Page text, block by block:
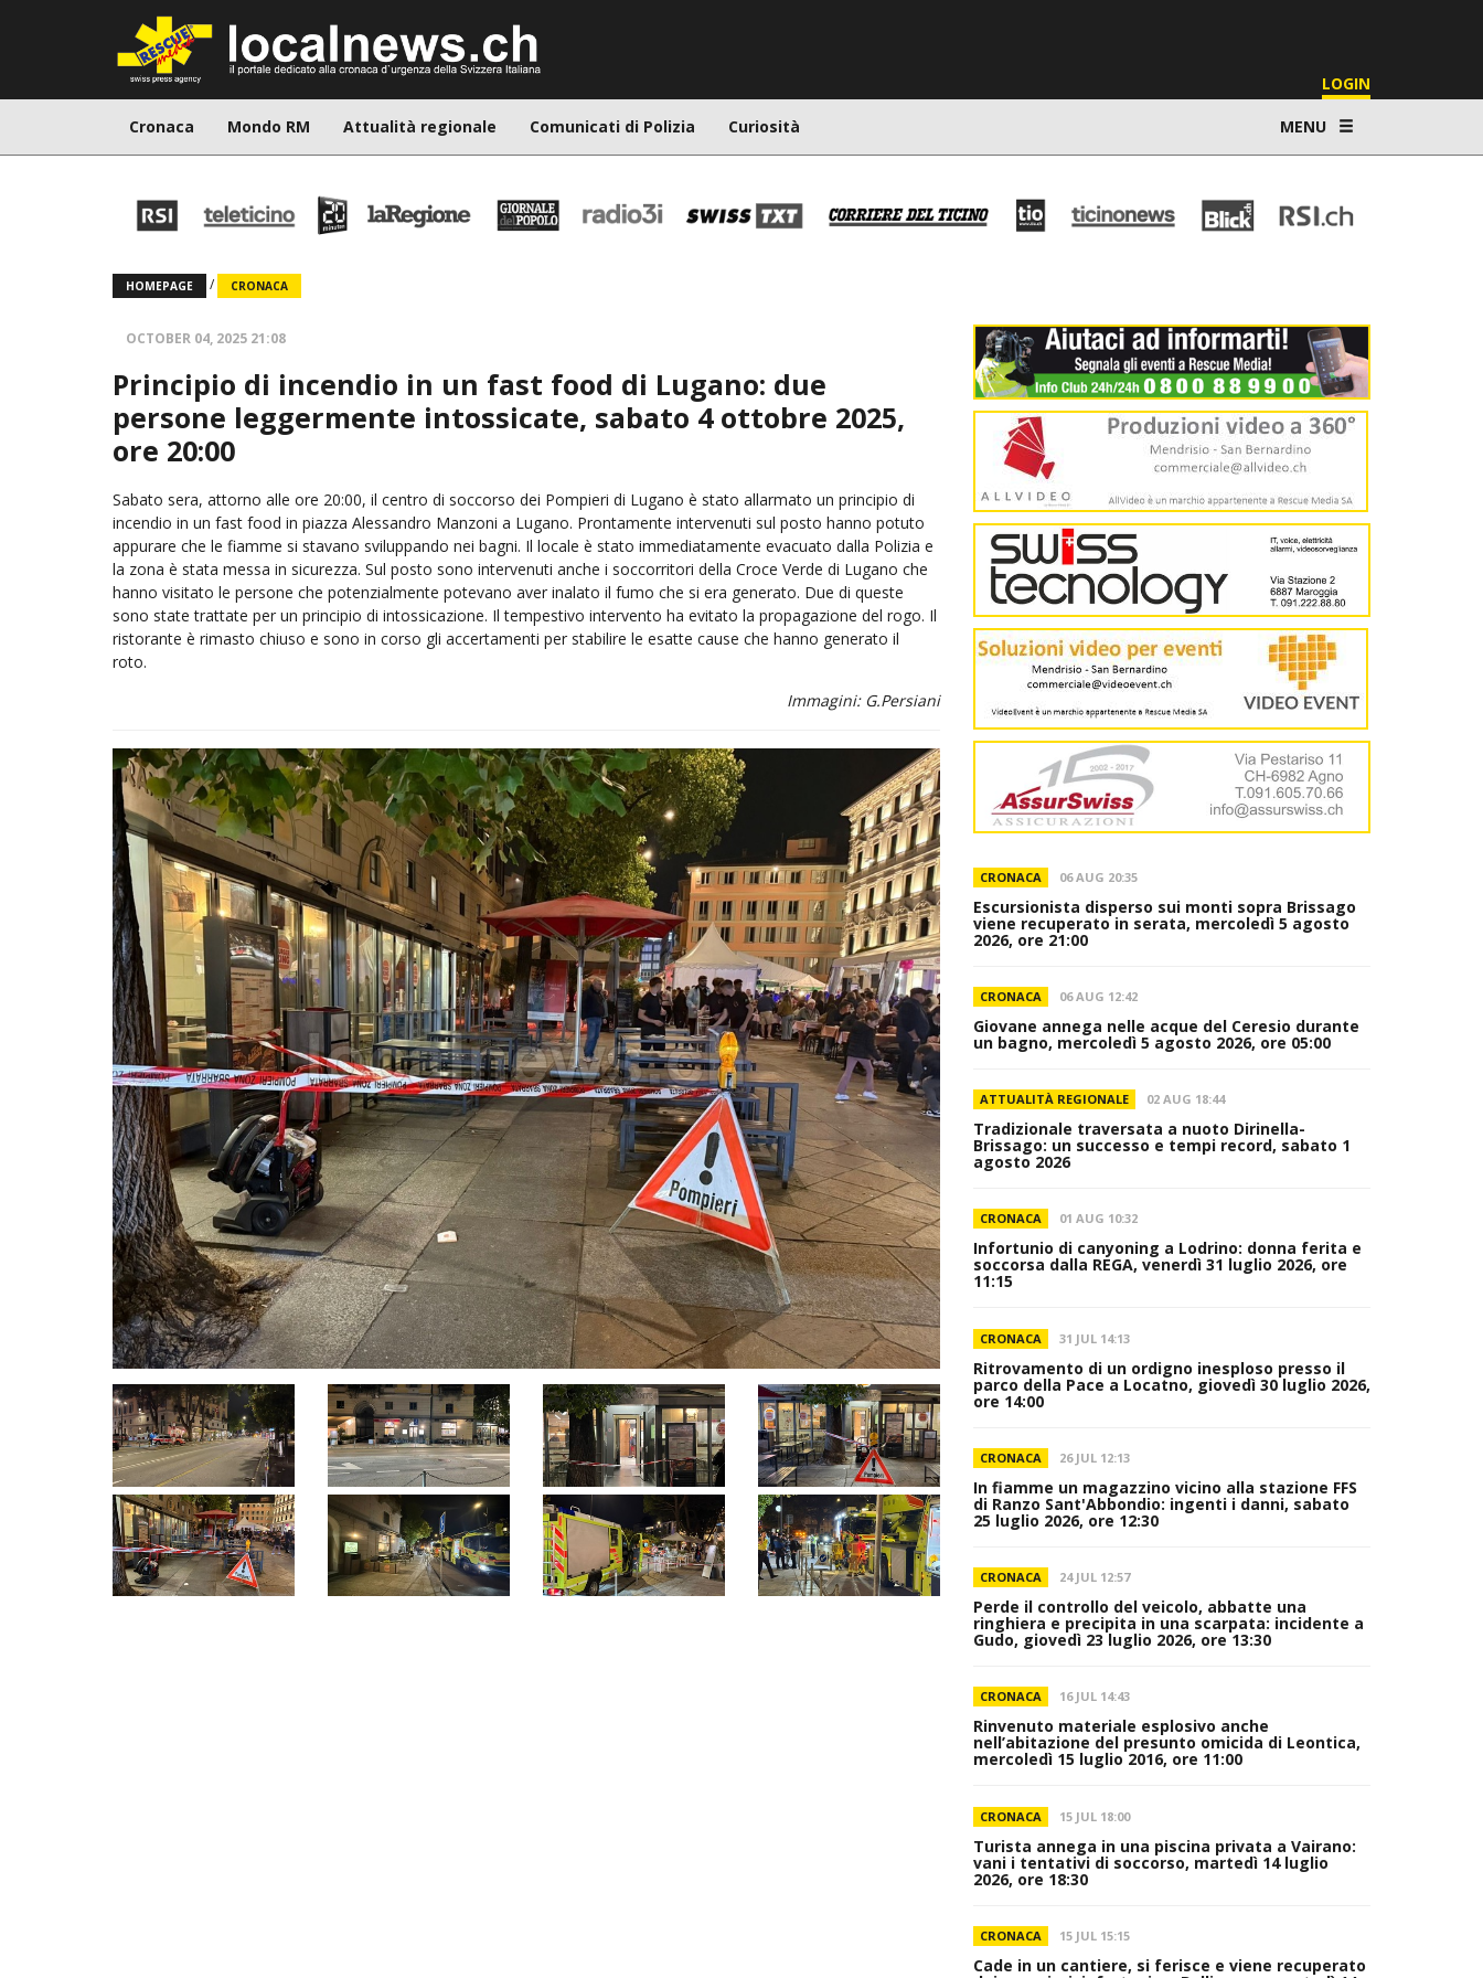
LOGIN
Cronaca Mondo RM Attualità regionale Comunicati di Polizia Curiosità MENU
HOMEPAGE / CRONACA
OCTOBER 04, 2025 21:08
Principio di incendio in un fast food di Lugano: due
persone leggermente intossicate, sabato 4 ottobre 2025,
ore 20:00
Sabato sera, attorno alle ore 20:00, il centro di soccorso dei Pompieri di Lugano è stato allarmato un principio di
incendio in un fast food in piazza Alessandro Manzoni a Lugano. Prontamente intervenuti sul posto hanno potuto
appurare che le fiamme si stavano sviluppando nei bagni. Il locale è stato immediatamente evacuato dalla Polizia e
la zona è stata messa in sicurezza. Sul posto sono intervenuti anche i soccorritori della Croce Verde di Lugano che
hanno visitato le persone che potenzialmente potevano aver inalato il fumo che si era generato. Due di queste
sono state trattate per un principio di intossicazione. Il tempestivo intervento ha evitato la propagazione del rogo. Il
ristorante è rimasto chiuso e sono in corso gli accertamenti per stabilire le esatte cause che hanno generato il
roto.
Immagini: G.Persiani
CRONACA 06 AUG 20:35
Escursionista disperso sui monti sopra Brissago
viene recuperato in serata, mercoledì 5 agosto
2026, ore 21:00
CRONACA 06 AUG 12:42
Giovane annega nelle acque del Ceresio durante
un bagno, mercoledì 5 agosto 2026, ore 05:00
ATTUALITÀ REGIONALE 02 AUG 18:44
Tradizionale traversata a nuoto Dirinella-
Brissago: un successo e tempi record, sabato 1
agosto 2026
CRONACA 01 AUG 10:32
Infortunio di canyoning a Lodrino: donna ferita e
soccorsa dalla REGA, venerdì 31 luglio 2026, ore
11:15
CRONACA 31 JUL 14:13
Ritrovamento di un ordigno inesploso presso il
parco della Pace a Locatno, giovedì 30 luglio 2026,
ore 14:00
CRONACA 26 JUL 12:13
In fiamme un magazzino vicino alla stazione FFS
di Ranzo Sant'Abbondio: ingenti i danni, sabato
25 luglio 2026, ore 12:30
CRONACA 24 JUL 12:57
Perde il controllo del veicolo, abbatte una
ringhiera e precipita in una scarpata: incidente a
Gudo, giovedì 23 luglio 2026, ore 13:30
CRONACA 16 JUL 14:43
Rinvenuto materiale esplosivo anche
nell’abitazione del presunto omicida di Leontica,
mercoledì 15 luglio 2016, ore 11:00
CRONACA 15 JUL 18:00
Turista annega in una piscina privata a Vairano:
vani i tentativi di soccorso, martedì 14 luglio
2026, ore 18:30
CRONACA 15 JUL 15:15
Cade in un cantiere, si ferisce e viene recuperato